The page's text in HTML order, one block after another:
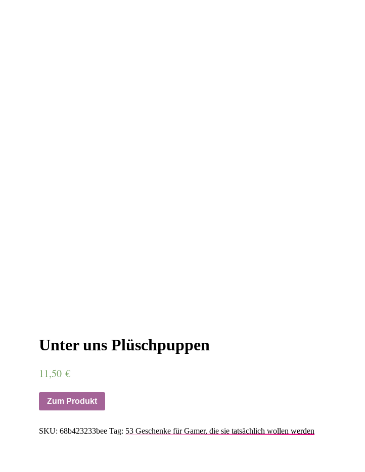
Unter uns Plüschpuppen
11,50 €
Zum Produkt
SKU: 68b423233bee Tag: 53 Geschenke für Gamer, die sie tatsächlich wollen werden